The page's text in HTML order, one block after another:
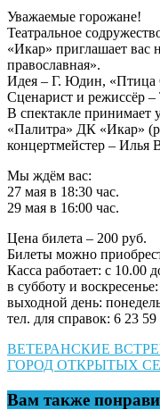
Уважаемые горожане!
Театральное
«Икар» приглашает вас
православная».
Идея – Г. Юдин, «Птица
Сценарист и режиссёр –
В спектакле принимает
«Палитра» ДК «Икар»
концертмейстер – Илья
Мы ждём вас:
27 мая в 18:30 час.
29 мая в 16:00 час.
Цена билета – 200 руб.
Билеты можно
Касса работает: с 10.00
в субботу и
выходной день:
тел. для справок: 6 23 59
Навигация
по
записям
ВЕТЕРАНСКИЕ
ГОРОД ОТКРЫТЫХ
Вам также